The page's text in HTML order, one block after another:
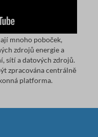
mnoho poboček,
zdrojů energie a
sítí a datových zdrojů.
zpracována centrálně
platforma.